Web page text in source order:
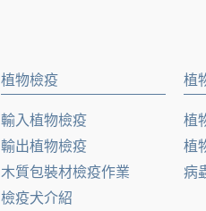
植物檢疫
輸入植物檢疫
輸出植物檢疫
木質包裝材檢疫作業
檢疫犬介紹
植
植
植
病